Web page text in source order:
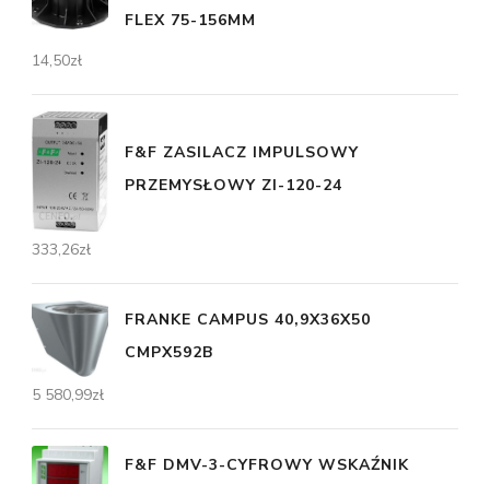
FLEX 75-156MM
14,50zł
F&F ZASILACZ IMPULSOWY
PRZEMYSŁOWY ZI-120-24
333,26zł
FRANKE CAMPUS 40,9X36X50
CMPX592B
5 580,99zł
F&F DMV-3-CYFROWY WSKAŹNIK